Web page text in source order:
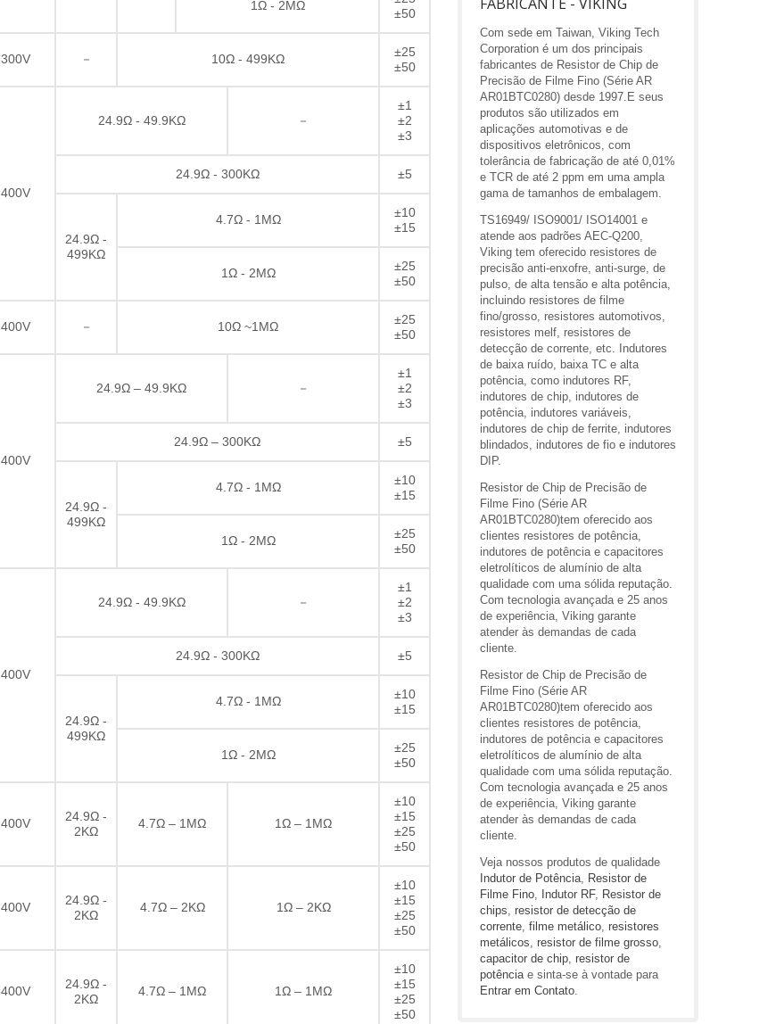
1Ω - 2MΩ
±50
300V － 10Ω - 499KΩ
±25
±50
400V
24.9Ω - 49.9KΩ －
±1
±2
±3
24.9Ω - 300KΩ ±5
24.9Ω -
499KΩ
4.7Ω - 1MΩ
±10
±15
1Ω - 2MΩ
±25
±50
400V － 10Ω ~1MΩ
±25
±50
400V
24.9Ω – 49.9KΩ －
±1
±2
±3
24.9Ω – 300KΩ ±5
24.9Ω -
499KΩ
4.7Ω - 1MΩ
±10
±15
1Ω - 2MΩ
±25
±50
400V
24.9Ω - 49.9KΩ －
±1
±2
±3
24.9Ω - 300KΩ ±5
24.9Ω -
499KΩ
4.7Ω - 1MΩ
±10
±15
1Ω - 2MΩ
±25
±50
400V
24.9Ω -
2KΩ
4.7Ω – 1MΩ 1Ω – 1MΩ
±10
±15
±25
±50
400V
24.9Ω -
2KΩ
4.7Ω – 2KΩ 1Ω – 2KΩ
±10
±15
±25
±50
400V
24.9Ω -
2KΩ
4.7Ω – 1MΩ 1Ω – 1MΩ
±10
±15
±25
±50
Com sede em Taiwan, Viking Tech
Corporation é um dos principais
fabricantes de Resistor de Chip de
Precisão de Filme Fino (Série AR
AR01BTC0280) desde 1997.E seus
produtos são utilizados em
aplicações automotivas e de
dispositivos eletrônicos, com
tolerância de fabricação de até 0,01%
e TCR de até 2 ppm em uma ampla
gama de tamanhos de embalagem.
TS16949/ ISO9001/ ISO14001 e
atende aos padrões AEC-Q200,
Viking tem oferecido resistores de
precisão anti-enxofre, anti-surge, de
pulso, de alta tensão e alta potência,
incluindo resistores de filme
fino/grosso, resistores automotivos,
resistores melf, resistores de
detecção de corrente, etc. Indutores
de baixa ruído, baixa TC e alta
potência, como indutores RF,
indutores de chip, indutores de
potência, indutores variáveis,
indutores de chip de ferrite, indutores
blindados, indutores de fio e indutores
DIP.
Resistor de Chip de Precisão de
Filme Fino (Série AR
AR01BTC0280)tem oferecido aos
clientes resistores de potência,
indutores de potência e capacitores
eletrolíticos de alumínio de alta
qualidade com uma sólida reputação.
Com tecnologia avançada e 25 anos
de experiência, Viking garante
atender às demandas de cada
cliente.
Resistor de Chip de Precisão de
Filme Fino (Série AR
AR01BTC0280)tem oferecido aos
clientes resistores de potência,
indutores de potência e capacitores
eletrolíticos de alumínio de alta
qualidade com uma sólida reputação.
Com tecnologia avançada e 25 anos
de experiência, Viking garante
atender às demandas de cada
cliente.
Veja nossos produtos de qualidade
Indutor de Potência, Resistor de
Filme Fino, Indutor RF, Resistor de
chips, resistor de detecção de
corrente, filme metálico, resistores
metálicos, resistor de filme grosso,
capacitor de chip, resistor de
potênciae sinta-se à vontade para
Entrar em Contato.